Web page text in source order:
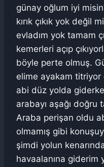
günay oğlum iyi
kırık çıkık yok değil
evladım yok tamam
kemerleri açıp
böyle perte olmuş.
elime ayakam
abi düz yolda
arabayı aşağı doğru
Araba perişan oldu
olmamış gibi
şimdi yolun
havaalanına giderim